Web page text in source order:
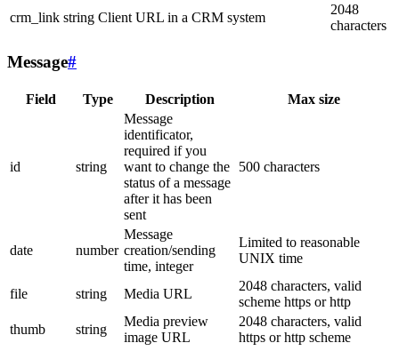
crm_link string Client URL in a CRM system
2048
characters
Message#
Field Type Description Max size
id string
Message
identificator,
required if you
want to change the
status of a message
after it has been
sent
500 characters
date number
Message
creation/sending
time, integer
Limited to reasonable
UNIX time
file string Media URL
2048 characters, valid
scheme https or http
thumb
string
Media preview
image URL
2048 characters, valid
https or http scheme